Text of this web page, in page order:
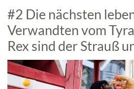
#2 Die nächsten
Verwandten vom
Rex sind der Strauß